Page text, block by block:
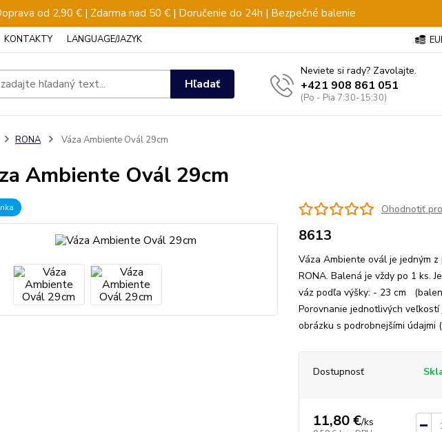
od 2,90 € | Zdarma nad 50 € | Doručenie do 24h | Bezpečné balenie
KONTAKTY LANGUAGE/JAZYK
Hľadať
Neviete si rady? Zavolajte.
+421 908 861 051
(Po - Pia 7:30-15:30)
RONA Váza Ambiente Ovál 29cm
Ambiente Ovál 29cm
Ohodnotiť
8613
Váza Ambiente ovál je jedným
RONA. Balená je vždy po 1 ks.
váz podľa výšky: - 23 cm
Porovnanie jednotlivých
obrázku s podrobnejšími údajmi
Dostupnosť
11,80 €/ks